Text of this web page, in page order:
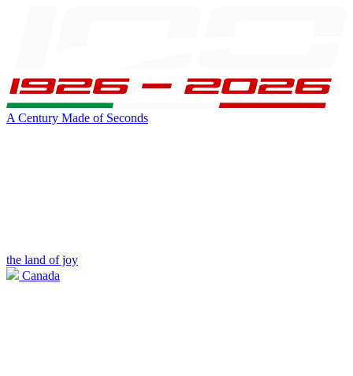
A Century Made of Seconds
the land of joy
Canada